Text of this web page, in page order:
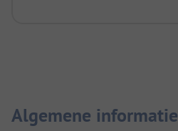
Algemene informatie